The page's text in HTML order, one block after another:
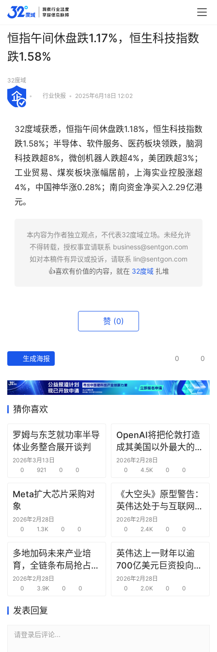
行
业
产
经
数
据
研
创
投
商
机
圈
恒指午间休盘跌1.17%，恒生科技指数
跌1.58%
32度域
• 行业快报 • 2025年6月18日 12:02
32度域获悉，恒指午间休盘跌1.18%，恒生科技指数
跌1.58%；半导体、软件服务、医药板块领跌，脑洞
科技跌超8%，微创机器人跌超4%，美团跌超3%；
工业贸易、煤炭板块涨幅居前，上海实业控股涨超
4%，中国神华涨0.28%；南向资金净买入2.29亿港
元。
本内容为作者独立观点，不代表32度域立场。未经允许
不得转载，授权事宜请联系 business@sentgon.com
如对本稿件有异议或投诉，请联系 lin@sentgon.com
👍喜欢有价值的内容，就在 32度域扎堆
赞 (0)
生成海报 0 0
猜你喜欢
罗姆与东芝就功率半导
体业务整合展开谈判
2026年3月13日
0
921 0 0
OpenAI将把伦敦打造
成其美国以外最大的研
究中心
2026年2月28日
0
4.5K 0 0
Meta扩大芯片采购对
象
2026年2月28日
0
1.3K 0 0
《大空头》原型警告：
英伟达处于与互联网泡
沫时期思科同样的“危
险境地”
2026年2月28日
0
2.4K 0 0
多地加码未来产业培
育，全链条布局抢占新
赛道先机
2026年2月28日
0
3.9K 0 0
英伟达上一财年以逾
700亿美元巨资投向合
作方，竭力巩固AI芯片
需求
2026年2月28日
0
2.0K 0 0
发表回复
请登录后评论...